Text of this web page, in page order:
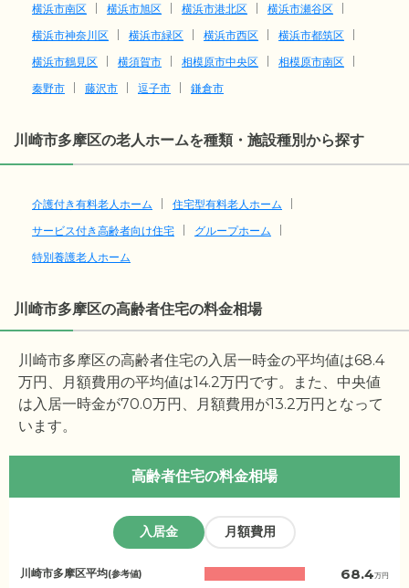
横浜市南区
横浜市旭区 横浜市港北区
横浜市瀬谷区
横浜市神奈川区
横浜市緑区 横浜市西区
横浜市都筑区
横浜市鶴見区
横須賀市 相模原市中央区
相模原市南区
秦野市
藤沢市 逗子市 鎌倉市
川崎市多摩区の老人ホームを種類・施設種別から探す
介護付き有料老人ホーム
住宅型有料老人ホーム
サービス付き高齢者向け住宅
グループホーム
特別養護老人ホーム
川崎市多摩区の高齢者住宅の料金相場
川崎市多摩区の高齢者住宅の入居一時金の平均値は68.4
万円、月額費用の平均値は14.2万円です。また、中央値
は入居一時金が70.0万円、月額費用が13.2万円となって
います。
高齢者住宅の料金相場
入居金 月額費用
神
奈
川崎市多摩区平均(参考値) 68.4万円